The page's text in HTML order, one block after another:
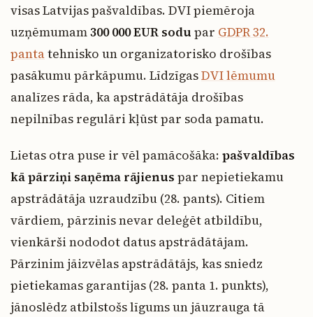
visas Latvijas pašvaldības. DVI piemēroja
uzņēmumam300 000 EUR sodu par GDPR 32.
pantatehnisko un organizatorisko drošības
pasākumu pārkāpumu. LīdzīgasDVI lēmumu
analīzes rāda, ka apstrādātāja drošības
nepilnības regulāri kļūst par soda pamatu.
Lietas otra puse ir vēl pamācošāka: pašvaldības
kā pārziņi saņēma rājienus par nepietiekamu
apstrādātāja uzraudzību (28. pants). Citiem
vārdiem, pārzinis nevar deleģēt atbildību,
vienkārši nododot datus apstrādātājam.
Pārzinim jāizvēlas apstrādātājs, kas sniedz
pietiekamas garantijas (28. panta 1. punkts),
jānoslēdz atbilstošs līgums un jāuzrauga tā